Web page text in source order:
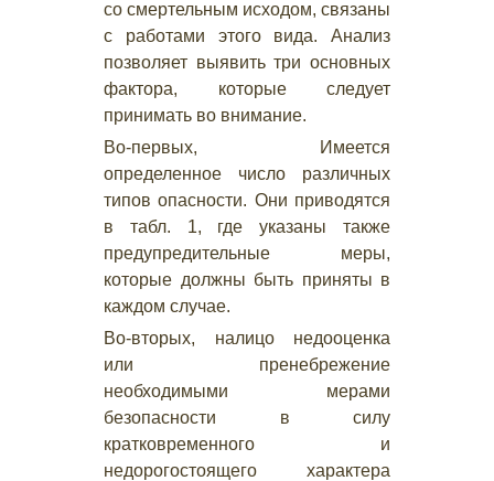
со смертельным исходом, связаны
с работами этого вида. Анализ
позволяет выявить три основных
фактора, которые следует
принимать во внимание.
Во-первых, Имеется
определенное число различных
типов опасности. Они приводятся
в табл. 1, где указаны также
предупредительные меры,
которые должны быть приняты в
каждом случае.
Во-вторых, налицо недооценка
или пренебрежение
необходимыми мерами
безопасности в силу
кратковременного и
недорогостоящего характера